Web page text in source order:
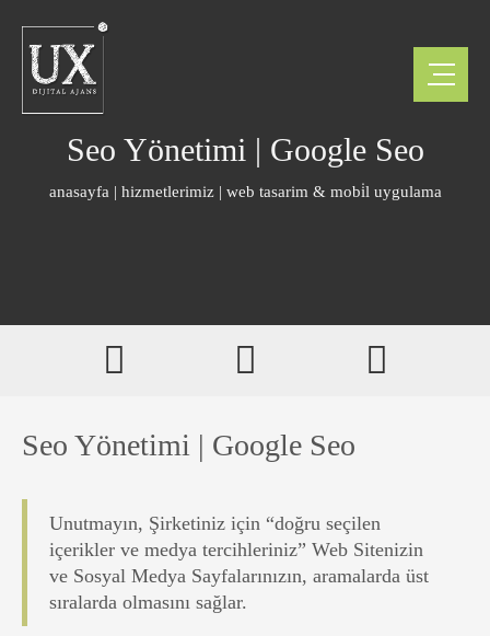
Seo Yönetimi | Google Seo
anasayfa | hizmetlerimiz| web tasarim & mobi̇l uygulama
Seo Yönetimi | Google Seo
Unutmayın, Şirketiniz için “doğru seçilen
içerikler ve medya tercihleriniz” Web Sitenizin
ve Sosyal Medya Sayfalarınızın, aramalarda üst
sıralarda olmasını sağlar.